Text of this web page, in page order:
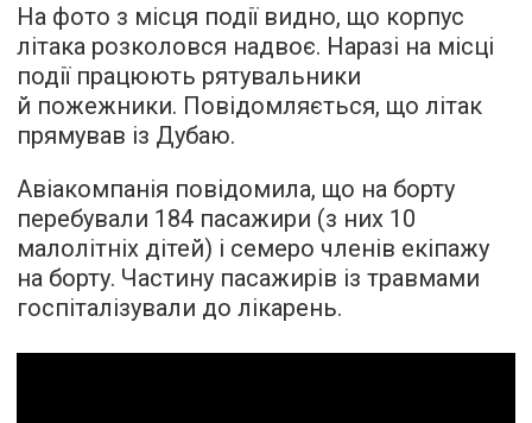
На фото з місця події видно, що корпус
літака розколовся надвоє. Наразі на місці
події працюють рятувальники
й пожежники. Повідомляється, що літак
прямував із Дубаю.
Авіакомпанія повідомила, що на борту
перебували 184 пасажири (з них 10
малолітніх дітей) і семеро членів екіпажу
на борту. Частину пасажирів із травмами
госпіталізували до лікарень.